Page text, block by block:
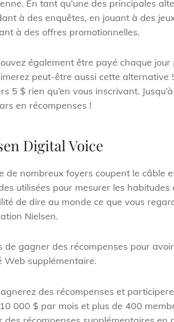
En tant qu’une des principales
à des enquêtes, en jouant à des
à des offres promotionnelles.
également être payé chaque
peut-être aussi cette
5 $ rien qu’en vous inscrivant.
en récompenses !
Digital Voice
de nombreux foyers coupent le câble
utilisées pour mesurer les
de dire au monde ce que vous
Nielsen.
de gagner des récompenses pour
Web supplémentaire.
des récompenses et
000 $ par mois et plus de 400